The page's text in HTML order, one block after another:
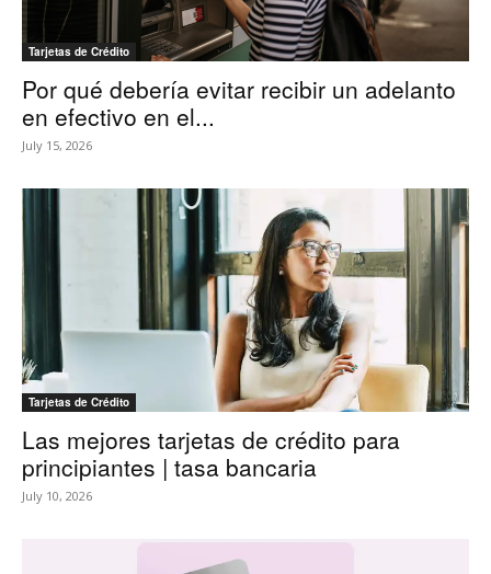
Tarjetas de Crédito
Por qué debería evitar recibir un adelanto
en efectivo en el...
July 15, 2026
Tarjetas de Crédito
Las mejores tarjetas de crédito para
principiantes | tasa bancaria
July 10, 2026